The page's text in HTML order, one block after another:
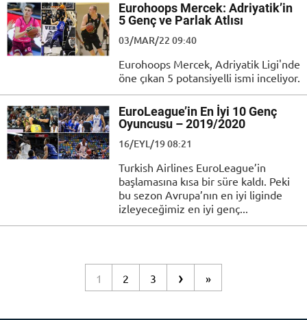
Eurohoops Mercek: Adriyatik’in
5 Genç ve Parlak Atlısı
03/MAR/22 09:40
Eurohoops Mercek, Adriyatik Ligi'nde
öne çıkan 5 potansiyelli ismi inceliyor.
EuroLeague’in En İyi 10 Genç
Oyuncusu – 2019/2020
16/EYL/19 08:21
Turkish Airlines EuroLeague’in
başlamasına kısa bir süre kaldı. Peki
bu sezon Avrupa’nın en iyi liginde
izleyeceğimiz en iyi genç...
1 2 3 › »